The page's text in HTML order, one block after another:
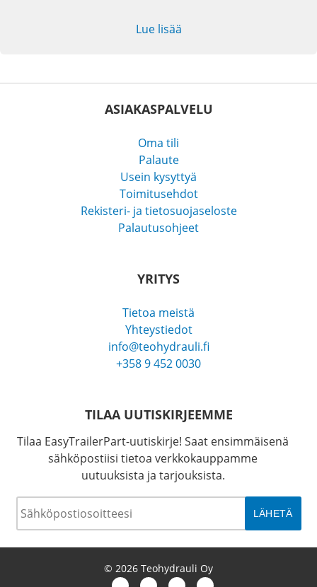
Lue lisää
ASIAKASPALVELU
Oma tili
Palaute
Usein kysyttyä
Toimitusehdot
Rekisteri- ja tietosuojaseloste
Palautusohjeet
YRITYS
Tietoa meistä
Yhteystiedot
info@teohydrauli.fi
+358 9 452 0030
TILAA UUTISKIRJEEMME
Tilaa EasyTrailerPart-uutiskirje! Saat ensimmäisenä
sähköpostiisi tietoa verkkokauppamme
uutuuksista ja tarjouksista.
© 2026 Teohydrauli Oy